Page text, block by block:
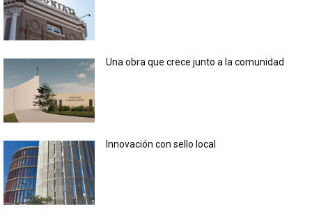
Una obra que crece junto a la comunidad
Innovación con sello local